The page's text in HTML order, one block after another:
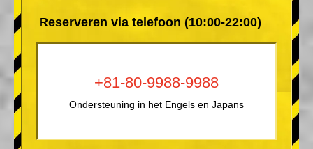
Reserveren via telefoon (10:00-22:00)
+81-80-9988-9988
Ondersteuning in het Engels en Japans